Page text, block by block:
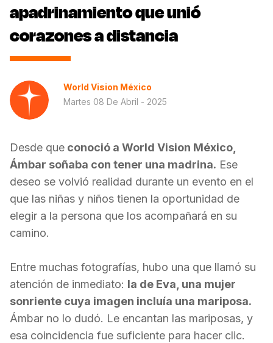
apadrinamiento que unió
corazones a distancia
World Vision México
Martes 08 De Abril - 2025
Desde que conoció a World Vision México,
Ámbar soñaba con tener una madrina. Ese
deseo se volvió realidad durante un evento en el
que las niñas y niños tienen la oportunidad de
elegir a la persona que los acompañará en su
camino.
Entre muchas fotografías, hubo una que llamó su
atención de inmediato: la de Eva, una mujer
sonriente cuya imagen incluía una mariposa.
Ámbar no lo dudó. Le encantan las mariposas, y
esa coincidencia fue suficiente para hacer clic.